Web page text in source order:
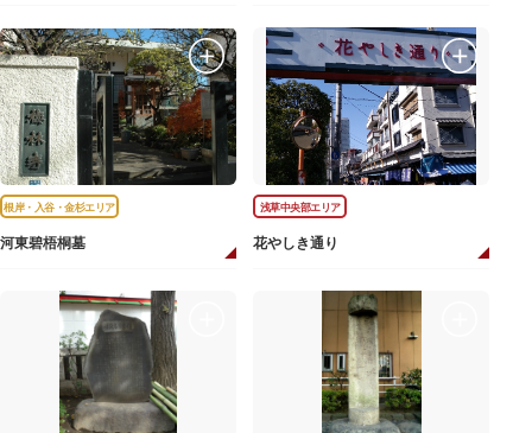
根岸・入谷・金杉エリア
河東碧梧桐墓
浅草中央部エリア
花やしき通り